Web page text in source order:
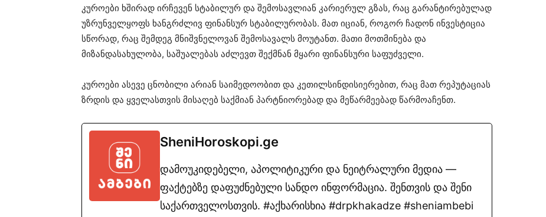
კუროები ხშირად ირჩევენ სტაბილურ და შემოსავლიან კარიერულ გზას, რაც გარანტირებულად
უზრუნველყოფს ხანგრძლივ ფინანსურ სტაბილურობას. მათ იციან, როგორ ჩადონ ინვესტიცია
სწორად, რაც შემდეგ მნიშვნელოვან შემოსავალს მოუტანთ. მათი მოთმინება და
მიზანდასახულობა, საშუალებას აძლევთ შექმნან მყარი ფინანსური საფუძველი.
კუროები ასევე ცნობილი არიან საიმედოობით და კეთილსინდისიერებით, რაც მათ რეპუტაციას
ზრდის და ყველასთვის მისაღებ საქმიან პარტნიორებად და მეწარმეებად წარმოაჩენთ.
SheniHoroskopi.ge
დამოუკიდებელი, აპოლიტიკური და ნეიტრალური მედია —
ფაქტებზე დაფუძნებული სანდო ინფორმაცია. შენთვის და შენი
საქართველოსთვის. #აქხარისხია #drpkhakadze #sheniambebi